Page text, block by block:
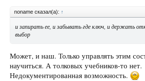
noname сказал(а): ↑
и запирать ее, и забывать где ключ, и держать
выбор
Может, и наш. Только управлять этим
научиться. А толковых учебников-то нет.
Недокументированная возможность.